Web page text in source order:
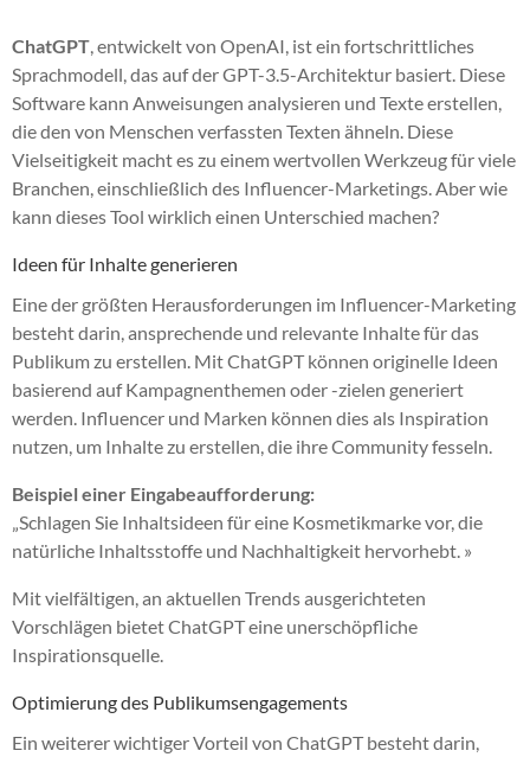
ChatGPT , entwickelt von OpenAI, ist ein fortschrittliches
Sprachmodell, das auf der GPT-3.5-Architektur basiert. Diese
Software kann Anweisungen analysieren und Texte erstellen,
die den von Menschen verfassten Texten ähneln. Diese
Vielseitigkeit macht es zu einem wertvollen Werkzeug für viele
Branchen, einschließlich des Influencer-Marketings. Aber wie
kann dieses Tool wirklich einen Unterschied machen?
Ideen für Inhalte generieren
Eine der größten Herausforderungen im Influencer-Marketing
besteht darin, ansprechende und relevante Inhalte für das
Publikum zu erstellen. Mit ChatGPT können originelle Ideen
basierend auf Kampagnenthemen oder -zielen generiert
werden. Influencer und Marken können dies als Inspiration
nutzen, um Inhalte zu erstellen, die ihre Community fesseln.
Beispiel einer Eingabeaufforderung:
„Schlagen Sie Inhaltsideen für eine Kosmetikmarke vor, die
natürliche Inhaltsstoffe und Nachhaltigkeit hervorhebt. »
Mit vielfältigen, an aktuellen Trends ausgerichteten
Vorschlägen bietet ChatGPT eine unerschöpfliche
Inspirationsquelle.
Optimierung des Publikumsengagements
Ein weiterer wichtiger Vorteil von ChatGPT besteht darin,